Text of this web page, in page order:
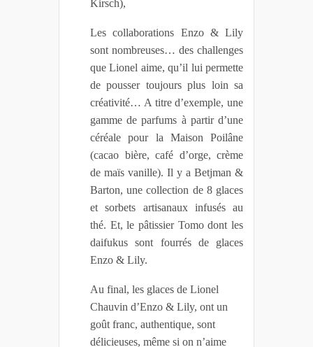
Kirsch),
Les collaborations Enzo & Lily
sont nombreuses… des challenges
que Lionel aime, qu’il lui permette
de pousser toujours plus loin sa
créativité… A titre d’exemple, une
gamme de parfums à partir d’une
céréale pour la Maison Poilâne
(cacao bière, café d’orge, crème
de maïs vanille). Il y a Betjman &
Barton, une collection de 8 glaces
et sorbets artisanaux infusés au
thé. Et, le pâtissier Tomo dont les
daifukus sont fourrés de glaces
Enzo & Lily.
Au final, les glaces de Lionel
Chauvin d’Enzo & Lily, ont un
goût franc, authentique, sont
délicieuses, même si on n’aime